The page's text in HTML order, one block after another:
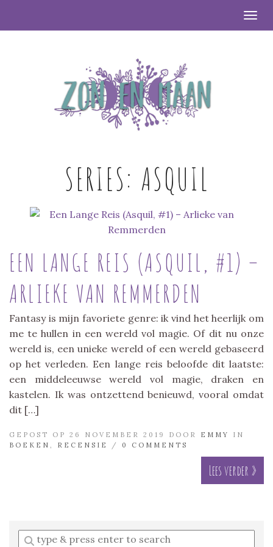
SERIES: ASQUIL
EEN LANGE REIS (ASQUIL, #1) –
ARLIEKE VAN REMMERDEN
Fantasy is mijn favoriete genre: ik vind het heerlijk om
me te hullen in een wereld vol magie. Of dit nu onze
wereld is, een unieke wereld of een wereld gebaseerd
op het verleden. Een lange reis beloofde dit laatste:
een middeleeuwse wereld vol magie, draken en
kastelen. Ik was ontzettend benieuwd, vooral omdat
dit […]
GEPOST OP 26 NOVEMBER 2019 DOOR EMMY
IN
BOEKEN
RECENSIE / 0 COMMENTS
Lees verder »
Enter